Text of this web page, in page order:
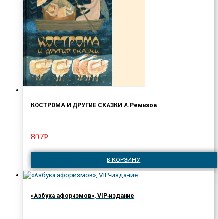
КОСТРОМА И ДРУГИЕ СКАЗКИ А.Ремизов
807Р
В КОРЗИНУ
«Азбука афоризмов», VIP‑издание